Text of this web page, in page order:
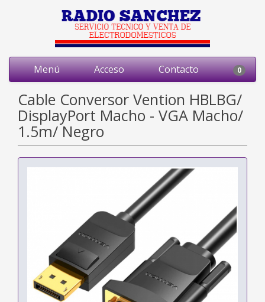
Menú Acceso Contacto 0
Cable Conversor Vention HBLBG/
DisplayPort Macho - VGA Macho/
1.5m/ Negro